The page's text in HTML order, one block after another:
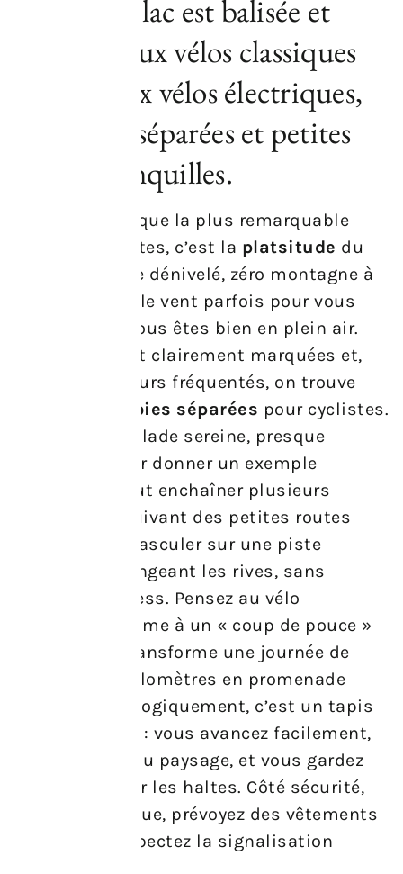
autour du lac est balisée et
convient aux vélos classiques
comme aux vélos électriques,
avec voies séparées et petites
routes tranquilles.
La caractéristique la plus remarquable
pour les cyclistes, c’est la platsitude du
terrain : peu de dénivelé, zéro montagne à
grimper, juste le vent parfois pour vous
rappeler que vous êtes bien en plein air.
Les pistes sont clairement marquées et,
dans les secteurs fréquentés, on trouve
voies séparées pour cyclistes.
Cela rend la balade sereine, presque
bucolique. Pour donner un exemple
concret, on peut enchaîner plusieurs
tronçons en suivant des petites routes
rurales, puis basculer sur une piste
goudronnée longeant les rives, sans
coupure ni stress. Pensez au vélo
électrique comme à un « coup de pouce »
ponctuel : il transforme une journée de
trentaine de kilomètres en promenade
détendue. Analogiquement, c’est un tapis
roulant nature : vous avancez facilement,
vous profitez du paysage, et vous gardez
des forces pour les haltes. Côté sécurité,
portez un casque, prévoyez des vêtements
visibles et respectez la signalisation